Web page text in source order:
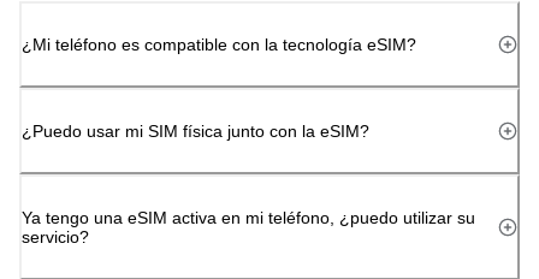
¿Mi teléfono es compatible con la tecnología eSIM?
¿Puedo usar mi SIM física junto con la eSIM?
Ya tengo una eSIM activa en mi teléfono, ¿puedo utilizar su
servicio?